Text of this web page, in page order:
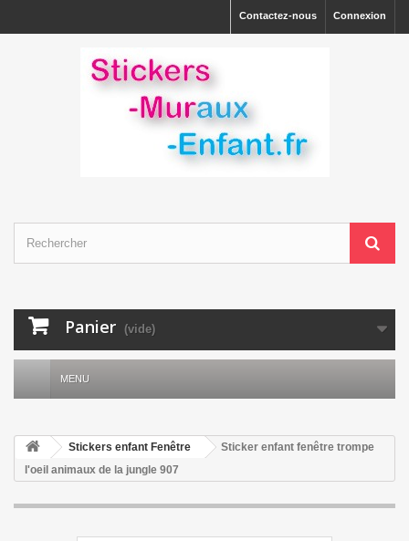
Connexion
Contactez-nous
Panier (vide)
MENU
Stickers enfant Fenêtre
Sticker enfant fenêtre trompe
l'oeil animaux de la jungle 907